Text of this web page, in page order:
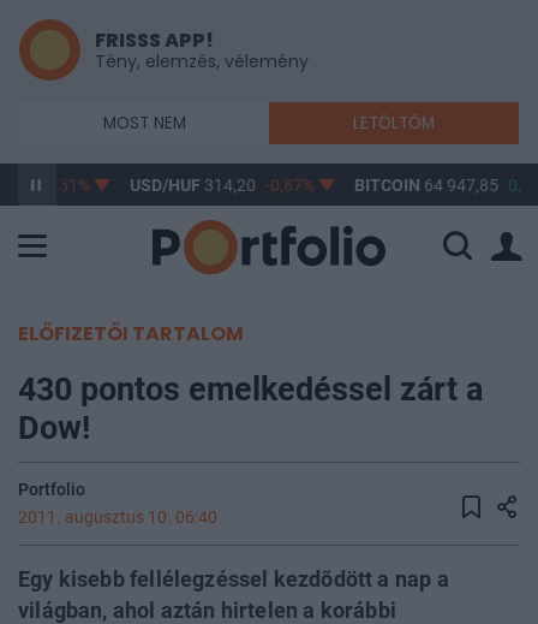
FRISSS APP!
Tény, elemzés, vélemény
MOST NEM LETÖLTÖM
-0,61% USD/HUF314,20 -0,87% BITCOIN64 947,85
ELŐFIZETŐI TARTALOM
430 pontos emelkedéssel zárt a
Dow!
Portfolio
2011. augusztus 10. 06:40
Egy kisebb fellélegzéssel kezdõdött a nap a
világban, ahol aztán hirtelen a korábbi